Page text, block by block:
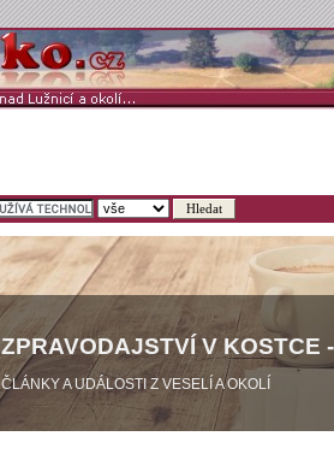
ZPRAVODAJSTVÍ V KOSTCE
ČLÁNKY A UDÁLOSTI Z VESELÍ A OKOLÍ